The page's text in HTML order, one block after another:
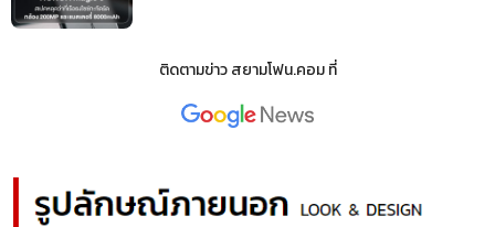
ติดตามข่าวสยามโฟน.คอมที่